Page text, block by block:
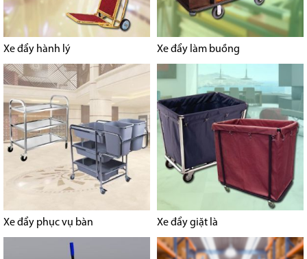
Xe đẩy hành lý Xe đẩy làm buồng
Xe đẩy phục vụ bàn Xe đẩy giặt là